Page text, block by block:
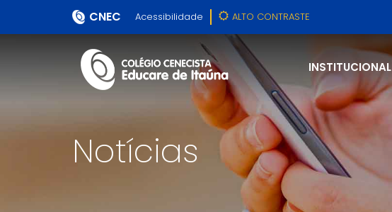
CNEC Acessibilidade ALTO CONTRASTE
INSTITUCIONAL
Notícias